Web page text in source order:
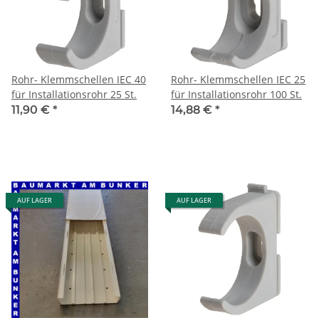
Rohr- Klemmschellen IEC 40
für Installationsrohr 25 St.
11,90 € *
Rohr- Klemmschellen IEC 25
für Installationsrohr 100 St.
14,88 € *
AUF LAGER AUF LAGER